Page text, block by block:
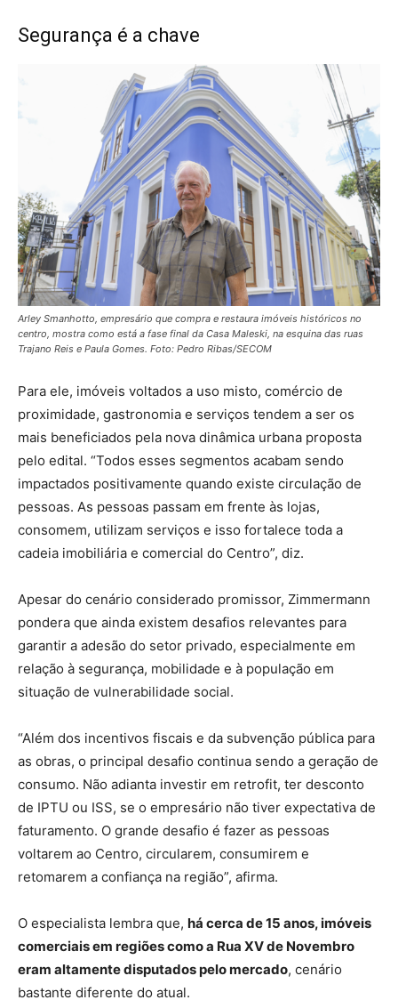
Segurança é a chave
Arley Smanhotto, empresário que compra e restaura imóveis históricos no
centro, mostra como está a fase final da Casa Maleski, na esquina das ruas
Trajano Reis e Paula Gomes. Foto: Pedro Ribas/SECOM
Para ele, imóveis voltados a uso misto, comércio de
proximidade, gastronomia e serviços tendem a ser os
mais beneficiados pela nova dinâmica urbana proposta
pelo edital. “Todos esses segmentos acabam sendo
impactados positivamente quando existe circulação de
pessoas. As pessoas passam em frente às lojas,
consomem, utilizam serviços e isso fortalece toda a
cadeia imobiliária e comercial do Centro”, diz.
Apesar do cenário considerado promissor, Zimmermann
pondera que ainda existem desafios relevantes para
garantir a adesão do setor privado, especialmente em
relação à segurança, mobilidade e à população em
situação de vulnerabilidade social.
“Além dos incentivos fiscais e da subvenção pública para
as obras, o principal desafio continua sendo a geração de
consumo. Não adianta investir em retrofit, ter desconto
de IPTU ou ISS, se o empresário não tiver expectativa de
faturamento. O grande desafio é fazer as pessoas
voltarem ao Centro, circularem, consumirem e
retomarem a confiança na região”, afirma.
O especialista lembra que, há cerca de 15 anos, imóveis
comerciais em regiões como a Rua XV de Novembro
eram altamente disputados pelo mercado, cenário
bastante diferente do atual.